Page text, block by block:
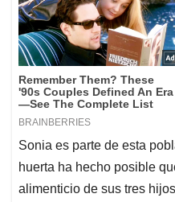
Sonia es parte de esta
huerta ha hecho posible
alimenticio de sus tres